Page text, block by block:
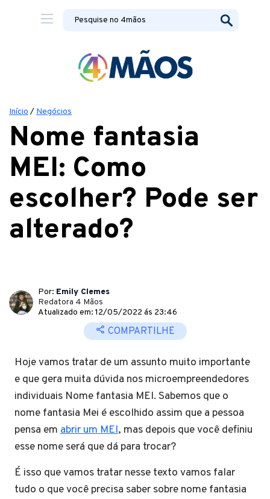
Início / Negócios
Nome fantasia
MEI: Como
escolher? Pode ser
alterado?
Por: Emily Clemes
Redatora 4 Mãos
Atualizado em: 12/05/2022 ás 23:46
COMPARTILHE
Hoje vamos tratar de um assunto muito importante
e que gera muita dúvida nos microempreendedores
individuais Nome fantasia MEI. Sabemos que o
nome fantasia Mei é escolhido assim que a pessoa
pensa em abrir um MEI, mas depois que você definiu
esse nome será que dá para trocar?
É isso que vamos tratar nesse texto vamos falar
tudo o que você precisa saber sobre nome fantasia